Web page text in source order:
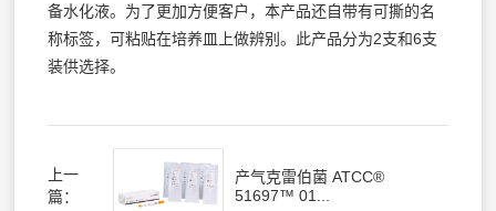
备水化液。为了更加方便客户，本产品还自带有可撕的名
称标签，可粘贴在培养皿上做辨别。此产品分为2支和6支
装供选择。
上一
篇：
产气克雷伯菌 ATCC®
51697™ 01...